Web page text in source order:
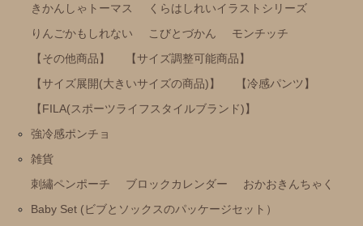
りんごかもしれない
こびとづかん
モンチッチ
【その他商品】
【サイズ調整可能商品】
【FILA(スポーツライフスタイルブランド)】
きかんしゃトーマス
くらはしれいイラストシリーズ
りんごかもしれない
こびとづかん
モンチッチ
【その他商品】
【サイズ調整可能商品】
【サイズ展開(大きいサイズの商品)】
【冷感パンツ】
【FILA(スポーツライフスタイルブランド)】
強冷感ポンチョ
雑貨
刺繡ペンポーチ
ブロックカレンダー
おかおきんちゃく
Baby Set (ビブとソックスのパッケージセット）